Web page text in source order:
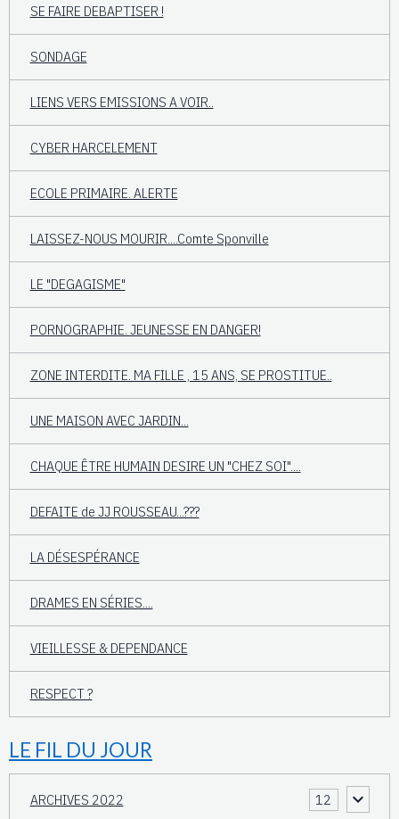
SE FAIRE DEBAPTISER !
SONDAGE
LIENS VERS EMISSIONS A VOIR..
CYBER HARCELEMENT
ECOLE PRIMAIRE. ALERTE
LAISSEZ-NOUS MOURIR....Comte Sponville
LE "DEGAGISME"
PORNOGRAPHIE. JEUNESSE EN DANGER!
ZONE INTERDITE. MA FILLE , 15 ANS, SE PROSTITUE..
UNE MAISON AVEC JARDIN...
CHAQUE ÊTRE HUMAIN DESIRE UN "CHEZ SOI"....
DEFAITE de JJ ROUSSEAU...???
LA DÉSESPÉRANCE
DRAMES EN SÉRIES....
VIEILLESSE & DEPENDANCE
RESPECT ?
LE FIL DU JOUR
ARCHIVES 2022 12